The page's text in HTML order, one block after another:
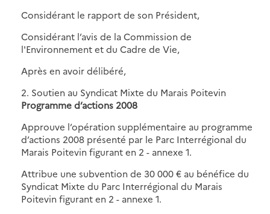
Considérant le rapport de son Président,
Considérant l’avis de la Commission de
l'Environnement et du Cadre de Vie,
Après en avoir délibéré,
2. Soutien au Syndicat Mixte du Marais Poitevin
Programme d’actions 2008
Approuve l’opération supplémentaire au programme
d’actions 2008 présenté par le Parc Interrégional du
Marais Poitevin figurant en 2 - annexe 1.
Attribue une subvention de 30 000 € au bénéfice du
Syndicat Mixte du Parc Interrégional du Marais
Poitevin figurant en 2 - annexe 1.